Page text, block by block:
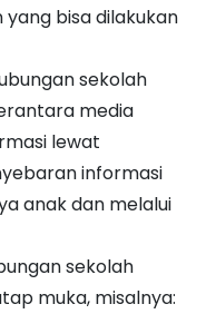
yang bisa dilakukan
sekolah
media
lewat
informasi
anak dan melalui
sekolah
muka, misalnya: